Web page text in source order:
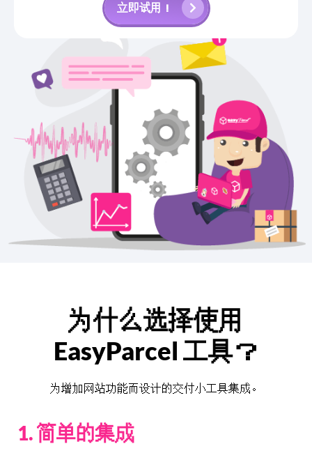
立即试用！
为什么选择使用
EasyParcel 工具？
为增加网站功能而设计的交付小工具集成。
1. 简单的集成